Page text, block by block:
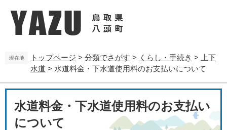
。
て
現在地 トップページ > 分類でさがす > くらし・手続き >
上下
水道 > 水道料金・下水道使用料のお支払いについて
水道料金・下水道使用料のお支払い
について